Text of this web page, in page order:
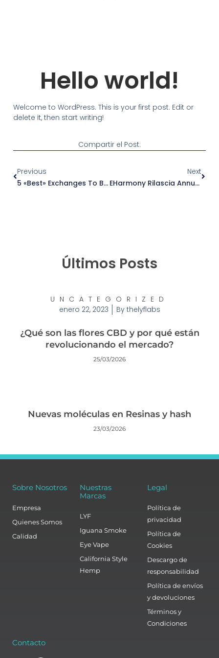
Hello world!
Welcome to WordPress. This is your first post. Edit or
delete it, then start writing!
Compartir el Post:
Previous
5 «Best» Exchanges To Buy Monero XMR Instantly
Next
EHarmony Rilascia Annualmente Â € L’indice Joy: Fancy E Affairs In The Usa ‘Report
Últimos Posts
UNCATEGORIZED
enero 22, 2023
Bythelyflabs
¿Qué son las flores CBD y por qué están
revolucionando el mercado?
25/03/2026
Nuevas moléculas en Resinas y hash
23/03/2026
Sobre Nosotros
Empresa
Quienes Somos
Calidad
Nuestras
Marcas
LYF
Iguana Smoke
Eye Vape
California Style
Hemp
Legal
Política de
privacidad
Política de
Cookies
Descargo de
responsabilidad
Política de envíos
y devoluciones
Términos y
Condiciones
Contacto